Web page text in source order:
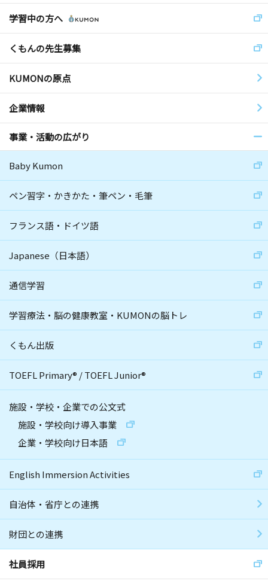
学習中の方へ
くもんの先生募集
KUMONの原点
企業情報
事業・活動の広がり
Baby Kumon
ペン習字・かきかた・筆ペン・毛筆
フランス語・ドイツ語
Japanese（日本語）
通信学習
学習療法・脳の健康教室・KUMONの脳トレ
くもん出版
TOEFL Primary® /TOEFL Junior®
施設・学校・企業での公文式
施設・学校向け導入事業
企業・学校向け日本語
English Immersion Activities
自治体・省庁との連携
財団との連携
社員採用